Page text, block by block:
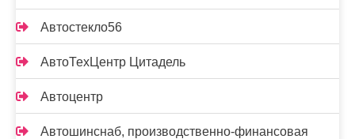
Автостекло56
АвтоТехЦентр Цитадель
Автоцентр
Автошинснаб, производственно-финансовая